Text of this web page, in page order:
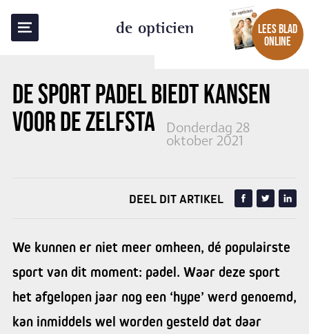
de opticien
LEES BLAD
ONLINE
DE SPORT PADEL BIEDT KANSEN
VOOR DE ZELFSTANDIGE OPTICIEN
Donderdag 28
oktober 2021
TERUG NAAR OVERZICHT
DEEL DIT ARTIKEL
We kunnen er niet meer omheen, dé populairste
sport van dit moment: padel. Waar deze sport
het afgelopen jaar nog een ‘hype’ werd genoemd,
kan inmiddels wel worden gesteld dat daar